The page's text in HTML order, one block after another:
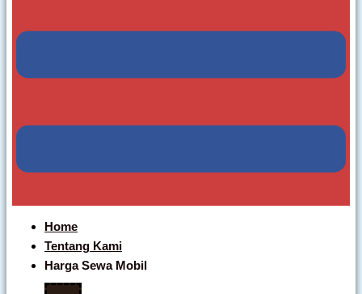
Home
Tentang Kami
Harga Sewa Mobil